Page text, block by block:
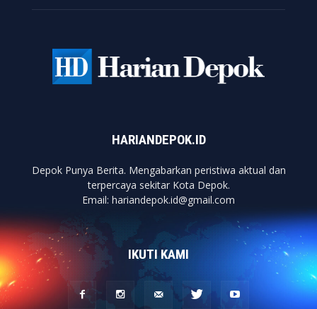
HARIANDEPOK.ID
Depok Punya Berita. Mengabarkan peristiwa aktual dan
terpercaya sekitar Kota Depok.
Email: hariandepok.id@gmail.com
IKUTI KAMI